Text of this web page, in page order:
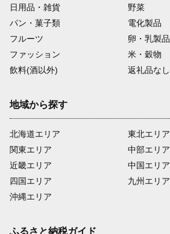
日用品・雑貨
野菜
パン・菓子類
電化製品
フルーツ
卵・乳製品
ファッション
米・穀物
飲料(酒以外)
返礼品なし
地域から探す
北海道エリア
関東エリア
近畿エリア
四国エリア
沖縄エリア
東北エリア
中部エリア
中国エリア
九州エリア
ふるさと納税ガイド